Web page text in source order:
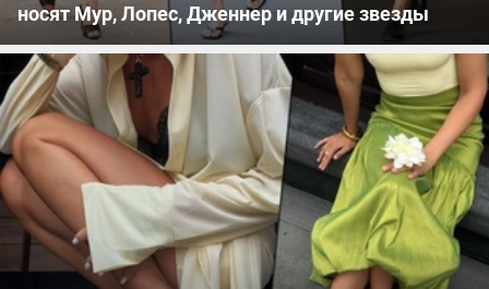
носят Мур, Лопес, Дженнер и другие звезды